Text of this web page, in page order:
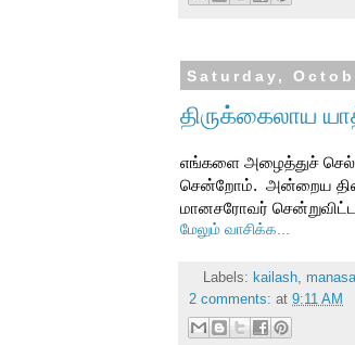
Saturday,
திருக்கைலாய
எங்களை அழைத்துச்
சென்றோம். அன்றைய தினம்
மானசரோவர்
மேலும் வாசிக்க...
Labels: kailash,
2 comments: at 9:11 AM